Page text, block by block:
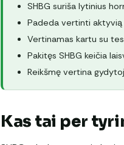
SHBG suriša lytinius
Padeda vertinti aktyvią
Vertinamas kartu su
Pakitęs SHBG keičia
Reikšmę vertina
Kas tai per